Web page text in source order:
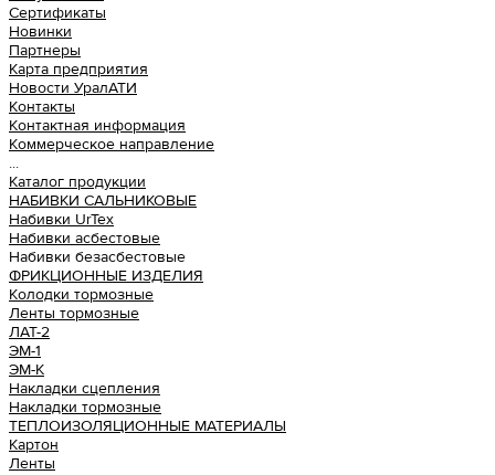
Сертификаты
Новинки
Партнеры
Карта предприятия
Новости УралАТИ
Контакты
Контактная информация
Коммерческое направление
...
Каталог продукции
НАБИВКИ САЛЬНИКОВЫЕ
Набивки UrTex
Набивки асбестовые
Набивки безасбестовые
ФРИКЦИОННЫЕ ИЗДЕЛИЯ
Колодки тормозные
Ленты тормозные
ЛАТ-2
ЭМ-1
ЭМ-К
Накладки сцепления
Накладки тормозные
ТЕПЛОИЗОЛЯЦИОННЫЕ МАТЕРИАЛЫ
Картон
Ленты